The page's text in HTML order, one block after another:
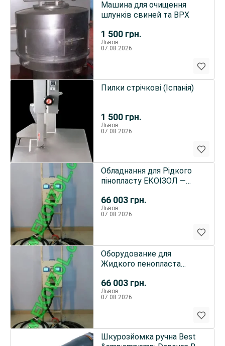
1 500 грн.
Машина для очищення
шлунків свиней та ВРХ
Львов
07.08.2026
1 500 грн.
Пилки стрічкові (Іспанія)
Львов
07.08.2026
66 003 грн.
Обладнання для Рідкого
пінопласту ЕКОІЗОЛ —
Львов
07.08.2026
66 003 грн.
Оборудование для
Жидкого пенопласта
«EKOIZOL profi»
Львов
07.08.2026
Шкурозйомка ручна Best